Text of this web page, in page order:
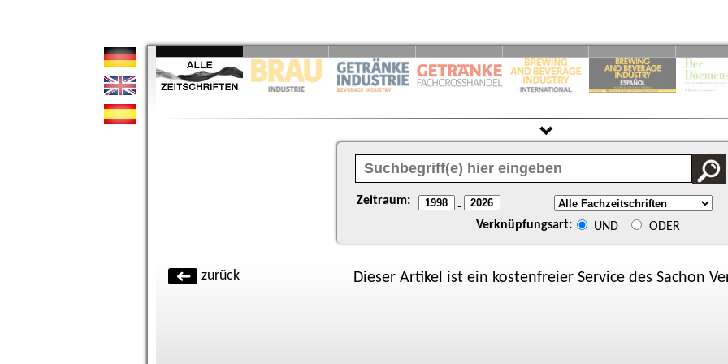
Zeitraum: -
Verknüpfungsart: UND ODER
zurück Dieser Artikel ist ein kostenfreier Service des Sachon